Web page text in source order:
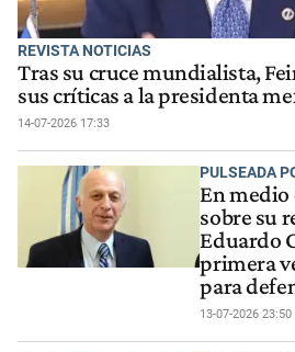
REVISTA NOTICIAS
Tras su cruce mundialista,
sus críticas a la presidenta
14-07-2026 17:33
PULSEADA
En medio
sobre su
Eduardo
primera
para
13-07-2026 23:50